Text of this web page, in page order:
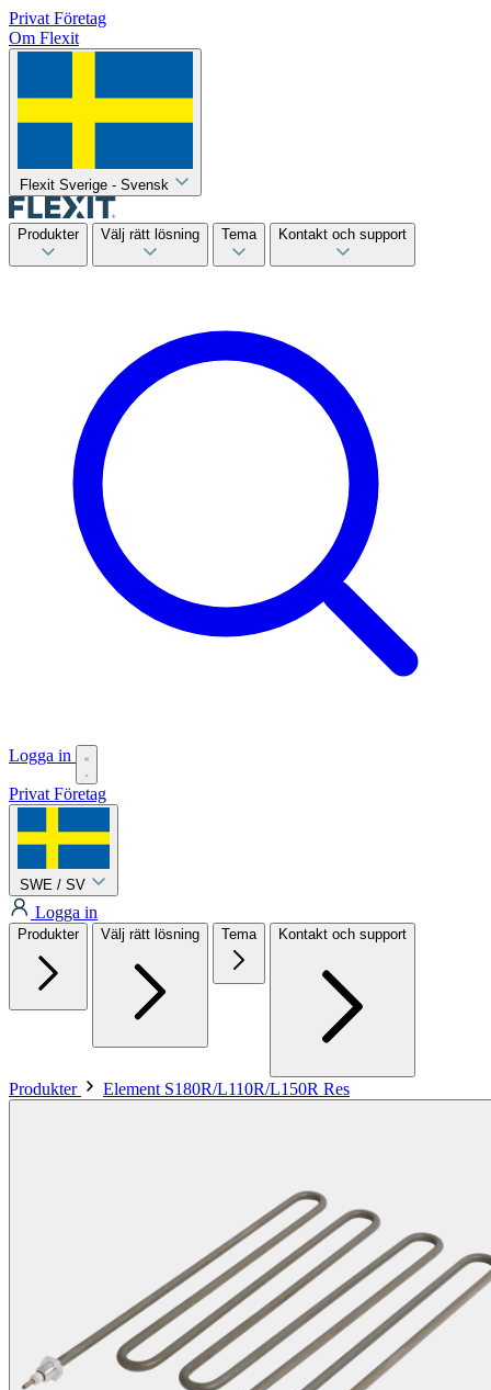
Privat Företag
Om Flexit
Flexit Sverige - Svensk
Produkter Välj rätt lösning Tema Kontakt och support
Logga in
Privat Företag
SWE / SV
Logga in
Produkter Välj rätt lösning Tema Kontakt och support
Produkter Element S180R/L110R/L150R Res